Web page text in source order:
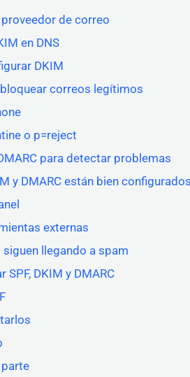
de correo
en DNS
DKIM
correos legítimos
o p=reject
para detectar problemas
y DMARC están bien configurados
externas
llegando a spam
DKIM y DMARC